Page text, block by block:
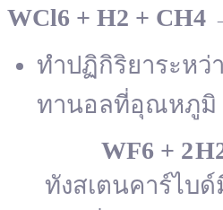
WCl6 + H2 + CH4
ทำปฏิกิริยาระหว่
ทานอลที่อุณหภูมิ
WF6 + 2 H
ทังสเตนคาร์ไบด์มี